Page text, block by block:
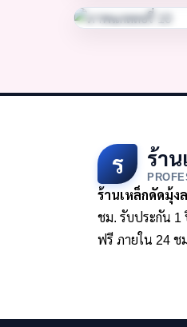
ร ร้า
ร้านเหล็กดัดมุ้ง
ชม. รับประกัน 1
ฟรี ภายใน 24 ช